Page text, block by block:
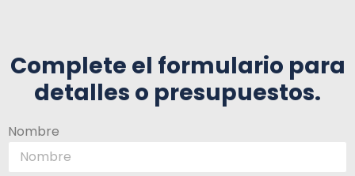
Complete el formulario para
detalles o presupuestos.
Nombre